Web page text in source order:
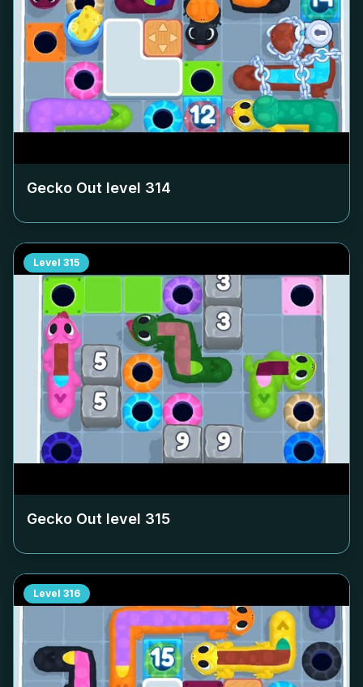
Gecko Out level 314
Level 315
Gecko Out level 315
Level 316